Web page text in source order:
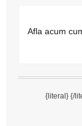
Afla acum
{literal} {/